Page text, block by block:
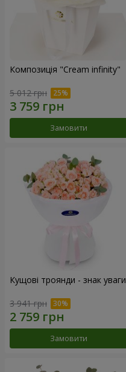
Композиція "Cream infinity"
5 012 грн
Замовити
Кущові троянди - знак уваги
3 941 грн
Замовити